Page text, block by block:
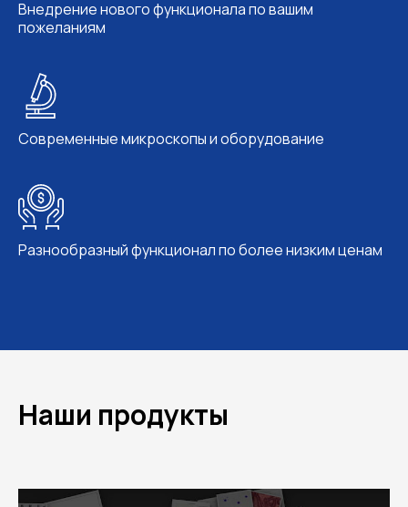
Внедрение нового функционала по вашим
пожеланиям
Современные микроскопы и оборудование
Разнообразный функционал по более низким ценам
Наши продукты